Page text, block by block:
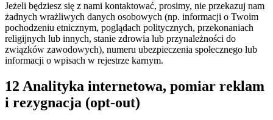
Jeżeli będziesz się z nami kontaktować, prosimy, nie przekazuj nam
żadnych wrażliwych danych osobowych (np. informacji o Twoim
pochodzeniu etnicznym, poglądach politycznych, przekonaniach
religijnych lub innych, stanie zdrowia lub przynależności do
związków zawodowych), numeru ubezpieczenia społecznego lub
informacji o wpisach w rejestrze karnym.
12 Analityka internetowa, pomiar reklam
i rezygnacja (opt-out)